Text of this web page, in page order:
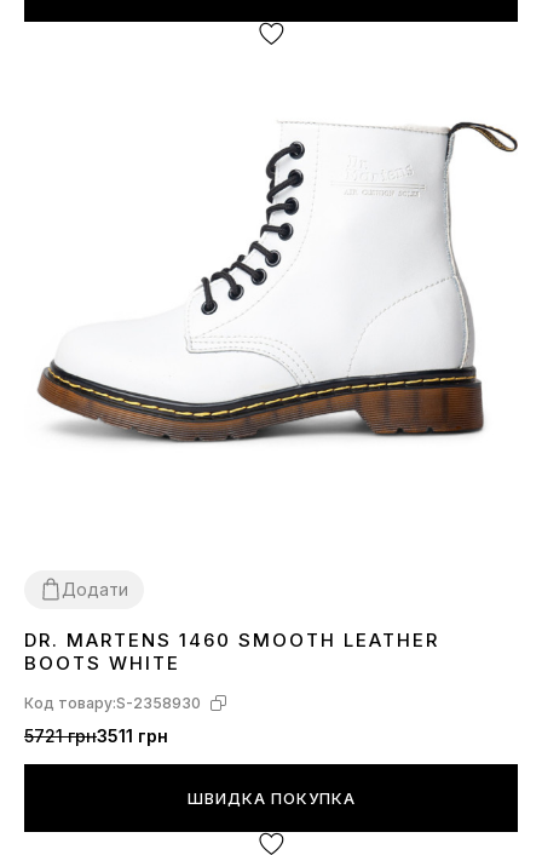
Додати
37 383940
DR. MARTENS 1460 SMOOTH LEATHER
BOOTS WHITE
Код товару:S-2358930
5721 грн3511 грн
ШВИДКА ПОКУПКА